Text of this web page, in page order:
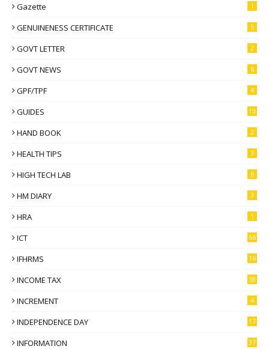
Gazette 1
GENUINENESS CERTIFICATE 5
GOVT LETTER 2
GOVT NEWS 6
GPF/TPF 4
GUIDES 13
HAND BOOK 2
HEALTH TIPS 3
HIGH TECH LAB 6
HM DIARY 3
HRA 1
ICT 66
IFHRMS 16
INCOME TAX 38
INCREMENT 4
INDEPENDENCE DAY 17
INFORMATION 37